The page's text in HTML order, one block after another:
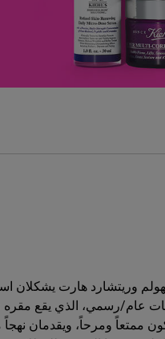
وريتشارد هارت يشكلان
عام/رسمي، الذي يقع مقره
ممتعاً ومرحاً، ويقدمان نهجاً